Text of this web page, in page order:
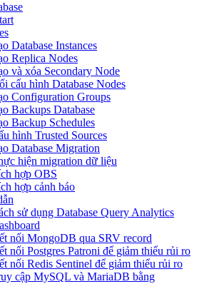
Database Instances
Replica Nodes
và xóa Secondary Node
cấu hình Database Nodes
Configuration Groups
Backups Database
Backup Schedules
hình Trusted Sources
Database Migration
hiện migration dữ liệu
hợp OBS
hợp cảnh báo
sử dụng Database Query Analytics
nối MongoDB qua SRV record
nối Postgres Patroni để giảm thiểu rủi ro
nối Redis Sentinel để giảm thiểu rủi ro
cập MySQL và MariaDB bằng